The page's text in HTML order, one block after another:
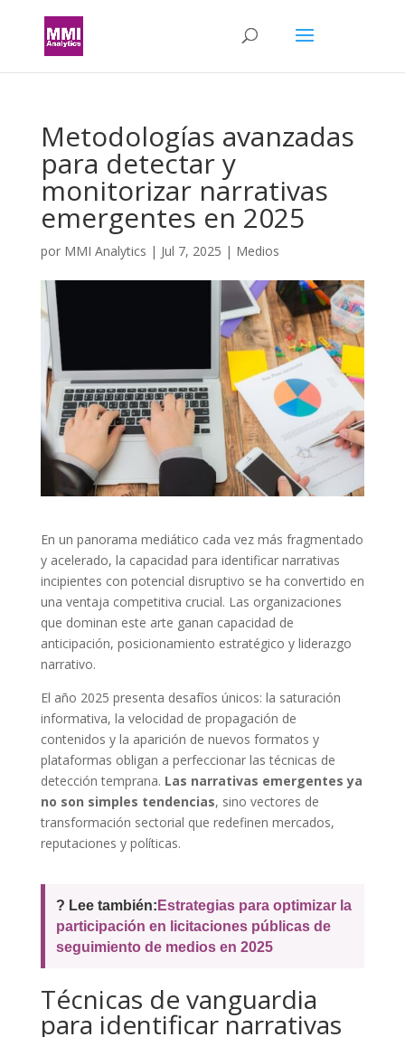
Metodologías avanzadas
para detectar y
monitorizar narrativas
emergentes en 2025
por MMI Analytics | Jul 7, 2025 | Medios
En un panorama mediático cada vez más fragmentado
y acelerado, la capacidad para identificar narrativas
incipientes con potencial disruptivo se ha convertido en
una ventaja competitiva crucial. Las organizaciones
que dominan este arte ganan capacidad de
anticipación, posicionamiento estratégico y liderazgo
narrativo.
El año 2025 presenta desafíos únicos: la saturación
informativa, la velocidad de propagación de
contenidos y la aparición de nuevos formatos y
plataformas obligan a perfeccionar las técnicas de
detección temprana. Las narrativas emergentes ya
no son simples tendencias, sino vectores de
transformación sectorial que redefinen mercados,
reputaciones y políticas.
? Lee también: Estrategias para optimizar la
participación en licitaciones públicas de
seguimiento de medios en 2025
Técnicas de vanguardia
para identificar narrativas